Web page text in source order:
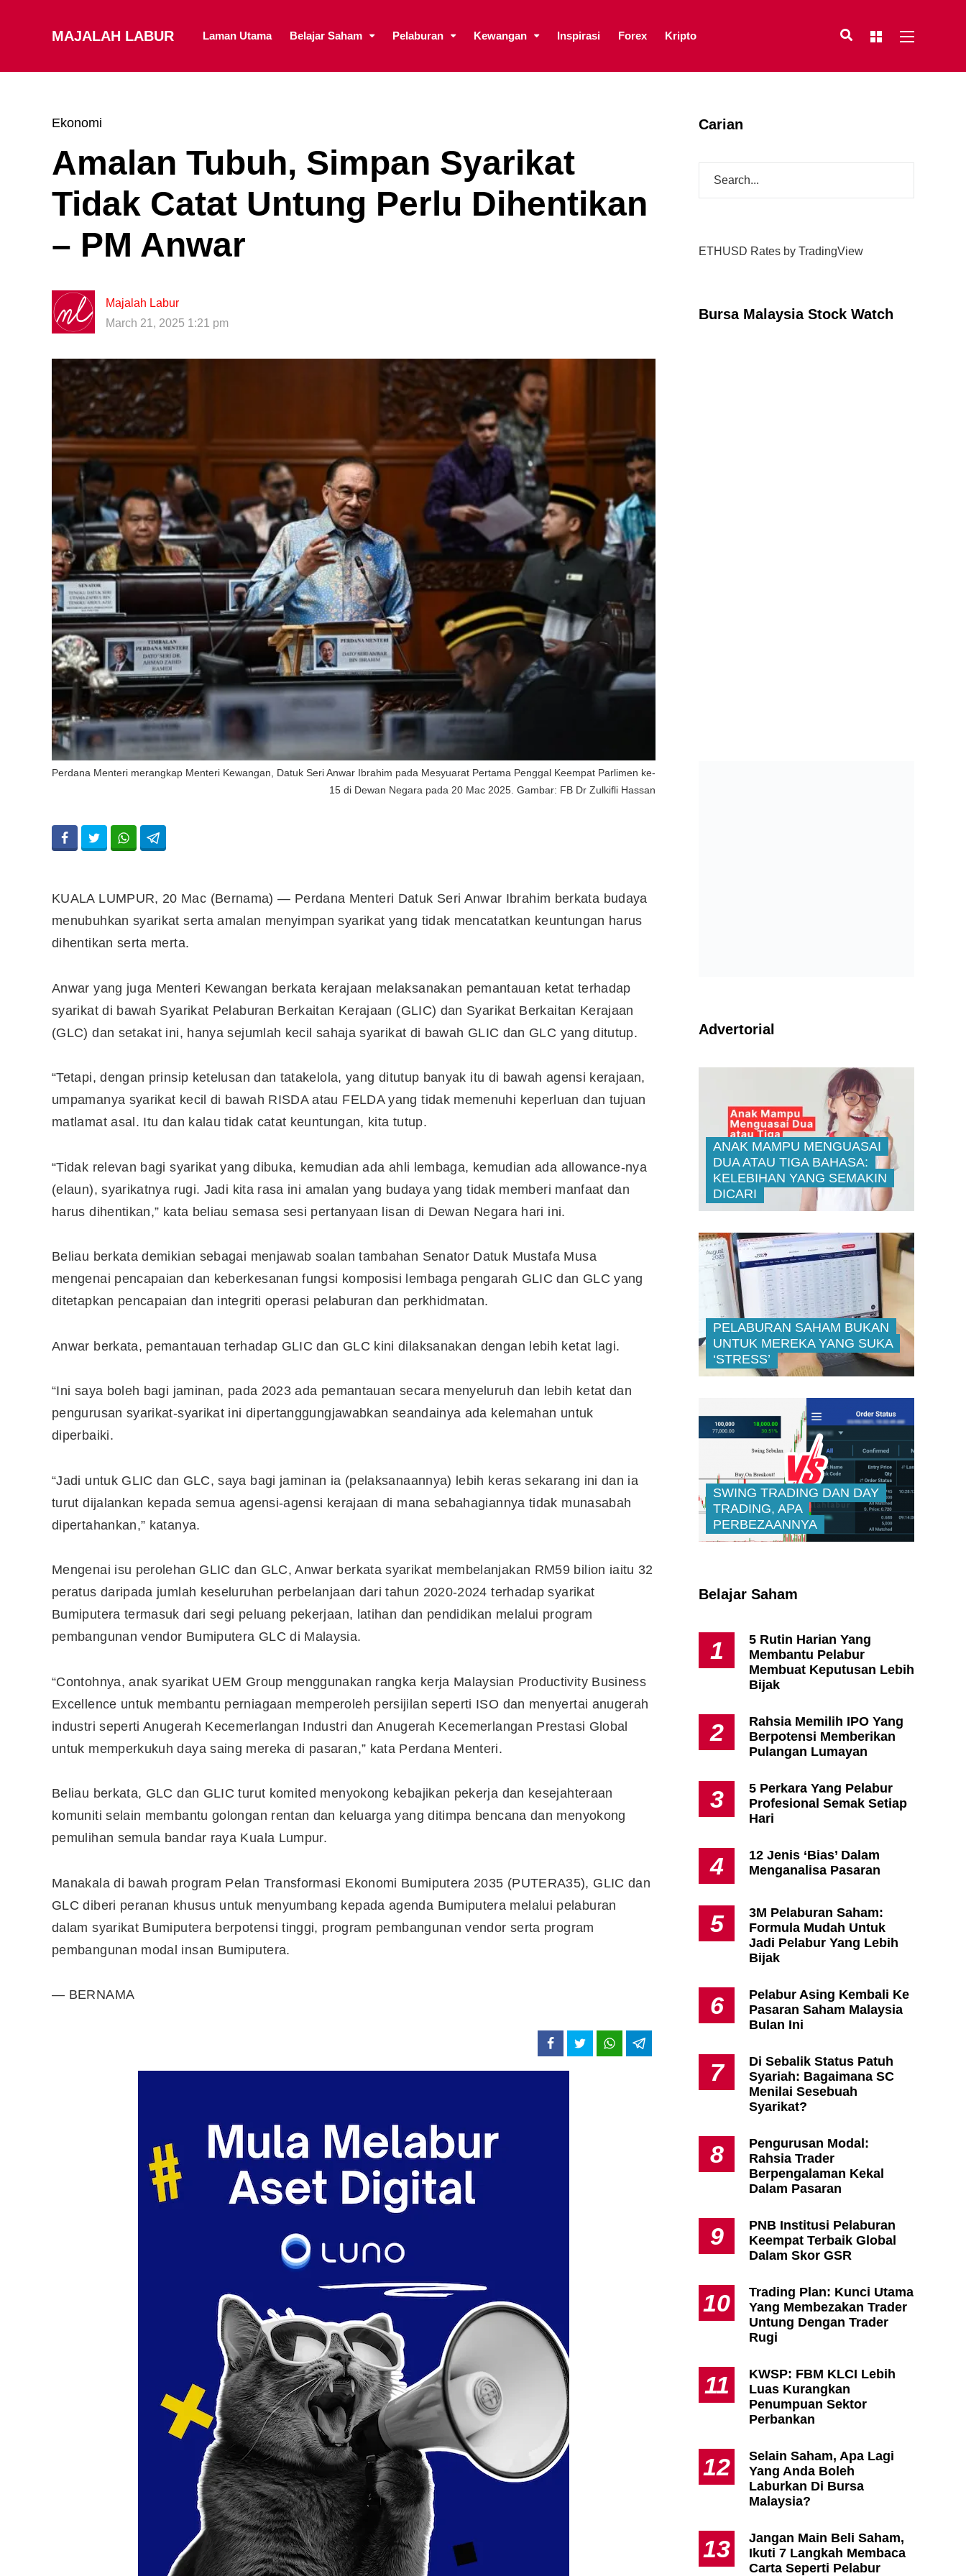
MAJALAH LABUR Laman Utama Belajar Saham Pelaburan Kewangan Inspirasi Forex Kripto
Ekonomi
Amalan Tubuh, Simpan Syarikat
Tidak Catat Untung Perlu Dihentikan
– PM Anwar
Majalah Labur
March 21, 2025 1:21 pm
Perdana Menteri merangkap Menteri Kewangan, Datuk Seri Anwar Ibrahim pada Mesyuarat Pertama Penggal Keempat Parlimen ke-
15 di Dewan Negara pada 20 Mac 2025. Gambar: FB Dr Zulkifli Hassan
KUALA LUMPUR, 20 Mac (Bernama) — Perdana Menteri Datuk Seri Anwar Ibrahim berkata budaya
menubuhkan syarikat serta amalan menyimpan syarikat yang tidak mencatatkan keuntungan harus
dihentikan serta merta.
Anwar yang juga Menteri Kewangan berkata kerajaan melaksanakan pemantauan ketat terhadap
syarikat di bawah Syarikat Pelaburan Berkaitan Kerajaan (GLIC) dan Syarikat Berkaitan Kerajaan
(GLC) dan setakat ini, hanya sejumlah kecil sahaja syarikat di bawah GLIC dan GLC yang ditutup.
“Tetapi, dengan prinsip ketelusan dan tatakelola, yang ditutup banyak itu di bawah agensi kerajaan,
umpamanya syarikat kecil di bawah RISDA atau FELDA yang tidak memenuhi keperluan dan tujuan
matlamat asal. Itu dan kalau tidak catat keuntungan, kita tutup.
“Tidak relevan bagi syarikat yang dibuka, kemudian ada ahli lembaga, kemudian ada allowance-nya
(elaun), syarikatnya rugi. Jadi kita rasa ini amalan yang budaya yang tidak memberi manfaat dan
harus dihentikan,” kata beliau semasa sesi pertanyaan lisan di Dewan Negara hari ini.
Beliau berkata demikian sebagai menjawab soalan tambahan Senator Datuk Mustafa Musa
mengenai pencapaian dan keberkesanan fungsi komposisi lembaga pengarah GLIC dan GLC yang
ditetapkan pencapaian dan integriti operasi pelaburan dan perkhidmatan.
Anwar berkata, pemantauan terhadap GLIC dan GLC kini dilaksanakan dengan lebih ketat lagi.
“Ini saya boleh bagi jaminan, pada 2023 ada pemantauan secara menyeluruh dan lebih ketat dan
pengurusan syarikat-syarikat ini dipertanggungjawabkan seandainya ada kelemahan untuk
diperbaiki.
“Jadi untuk GLIC dan GLC, saya bagi jaminan ia (pelaksanaannya) lebih keras sekarang ini dan ia
turut dijalankan kepada semua agensi-agensi kerajaan di mana sebahagiannya tidak munasabah
dipertahankan,” katanya.
Mengenai isu perolehan GLIC dan GLC, Anwar berkata syarikat membelanjakan RM59 bilion iaitu 32
peratus daripada jumlah keseluruhan perbelanjaan dari tahun 2020-2024 terhadap syarikat
Bumiputera termasuk dari segi peluang pekerjaan, latihan dan pendidikan melalui program
pembangunan vendor Bumiputera GLC di Malaysia.
“Contohnya, anak syarikat UEM Group menggunakan rangka kerja Malaysian Productivity Business
Excellence untuk membantu perniagaan memperoleh persijilan seperti ISO dan menyertai anugerah
industri seperti Anugerah Kecemerlangan Industri dan Anugerah Kecemerlangan Prestasi Global
untuk memperkukuh daya saing mereka di pasaran,” kata Perdana Menteri.
Beliau berkata, GLC dan GLIC turut komited menyokong kebajikan pekerja dan kesejahteraan
komuniti selain membantu golongan rentan dan keluarga yang ditimpa bencana dan menyokong
pemulihan semula bandar raya Kuala Lumpur.
Manakala di bawah program Pelan Transformasi Ekonomi Bumiputera 2035 (PUTERA35), GLIC dan
GLC diberi peranan khusus untuk menyumbang kepada agenda Bumiputera melalui pelaburan
dalam syarikat Bumiputera berpotensi tinggi, program pembangunan vendor serta program
pembangunan modal insan Bumiputera.
— BERNAMA
Carian
ETHUSD Rates by TradingView
Bursa Malaysia Stock Watch
Advertorial
ANAK MAMPU MENGUASAI
DUA ATAU TIGA BAHASA:
KELEBIHAN YANG SEMAKIN
DICARI
PELABURAN SAHAM BUKAN
UNTUK MEREKA YANG SUKA
‘STRESS’
SWING TRADING DAN DAY
TRADING, APA
PERBEZAANNYA
Belajar Saham
1
5 Rutin Harian Yang
Membantu Pelabur
Membuat Keputusan Lebih
Bijak
2
Rahsia Memilih IPO Yang
Berpotensi Memberikan
Pulangan Lumayan
3
5 Perkara Yang Pelabur
Profesional Semak Setiap
Hari
4
12 Jenis ‘Bias’ Dalam
Menganalisa Pasaran
5
3M Pelaburan Saham:
Formula Mudah Untuk
Jadi Pelabur Yang Lebih
Bijak
6
Pelabur Asing Kembali Ke
Pasaran Saham Malaysia
Bulan Ini
7
Di Sebalik Status Patuh
Syariah: Bagaimana SC
Menilai Sesebuah
Syarikat?
8
Pengurusan Modal:
Rahsia Trader
Berpengalaman Kekal
Dalam Pasaran
9
PNB Institusi Pelaburan
Keempat Terbaik Global
Dalam Skor GSR
10
Trading Plan: Kunci Utama
Yang Membezakan Trader
Untung Dengan Trader
Rugi
11
KWSP: FBM KLCI Lebih
Luas Kurangkan
Penumpuan Sektor
Perbankan
12
Selain Saham, Apa Lagi
Yang Anda Boleh
Laburkan Di Bursa
Malaysia?
13
Jangan Main Beli Saham,
Ikuti 7 Langkah Membaca
Carta Seperti Pelabur
Editor Picks
Ini 15 Panduan Beginner
Saham di Bursa Malaysia
Cara Buka Akaun Saham
Telefon Seorang Pelabur
Saham
Tertinggi Di Bursa Malaysia
(2018)
Apa Itu Fundamental Analysis
Yang Selalu Sifu Saham Sebut
Tu?